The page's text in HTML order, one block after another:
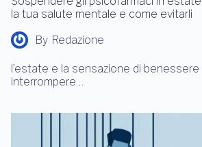
la tua salute mentale e come evitarli
By Redazione
l’estate e la sensazione di
interrompere…